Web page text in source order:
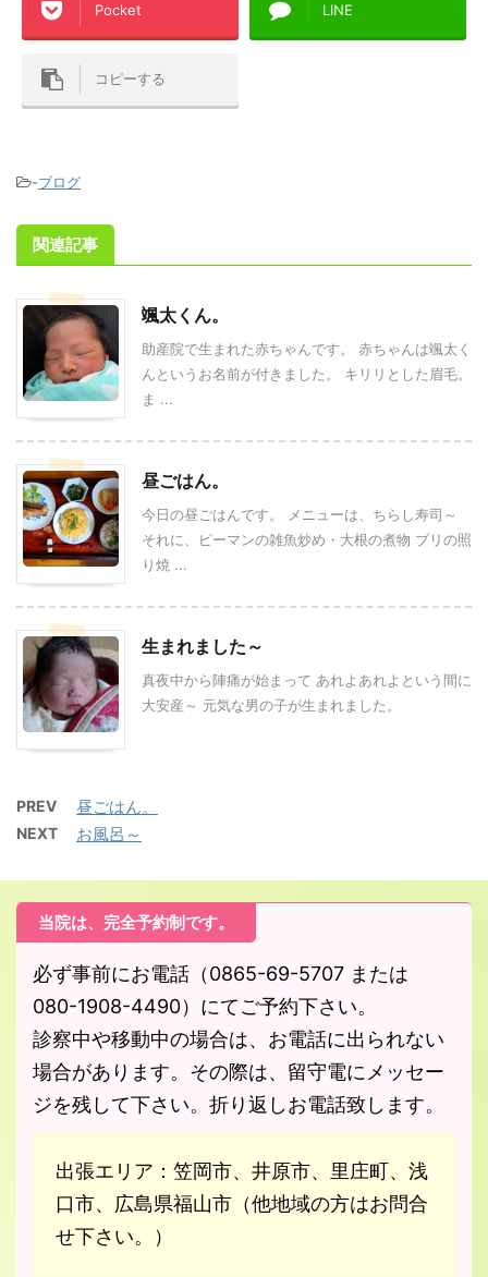
Pocket LINE
コピーする
-ブログ
関連記事
颯太くん。
助産院で生まれた赤ちゃんです。 赤ちゃんは颯太く
んというお名前が付きました。 キリリとした眉毛。
ま ...
昼ごはん。
今日の昼ごはんです。 メニューは、ちらし寿司～
それに、ピーマンの雑魚炒め・大根の煮物 ブリの照
り焼 ...
生まれました～
真夜中から陣痛が始まって あれよあれよという間に
大安産～ 元気な男の子が生まれました。
PREV 昼ごはん。
NEXT お風呂～
当院は、完全予約制です。
必ず事前にお電話（0865-69-5707 または
080-1908-4490）にてご予約下さい。
診察中や移動中の場合は、お電話に出られない
場合があります。その際は、留守電にメッセー
ジを残して下さい。折り返しお電話致します。
出張エリア：笠岡市、井原市、里庄町、浅
口市、広島県福山市（他地域の方はお問合
せ下さい。）